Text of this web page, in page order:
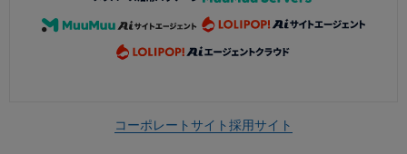
コーポレートサイト採用サイト